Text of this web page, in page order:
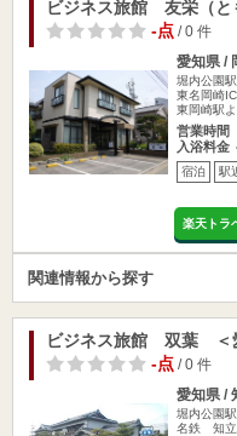
ビジネス旅館 友栄（と
-点/ 0 件
愛知県 /
堀内公園
東名岡崎
東岡崎駅
営業時間
入浴料金
宿泊 駅
楽天トラ
関連情報から探す
ビジネス旅館 双葉 ＜
-点/ 0 件
愛知県 /
堀内公園
名鉄 知